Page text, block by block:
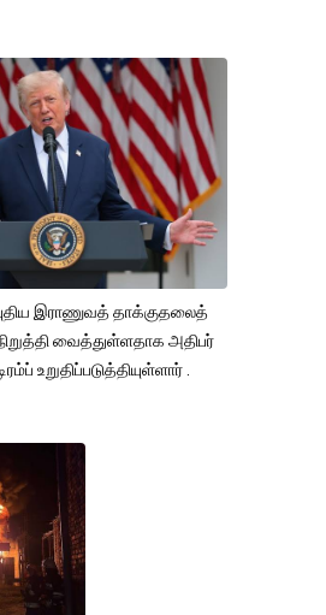
இராணுவத் தாக்குதலைத்
வைத்துள்ளதாக அதிபர்
உறுதிப்படுத்தியுள்ளார் .